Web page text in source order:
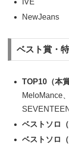
IVE
NewJeans
ベスト賞・
TOP10（本賞
MeloMance
ベストソロ（
ベストソロ（